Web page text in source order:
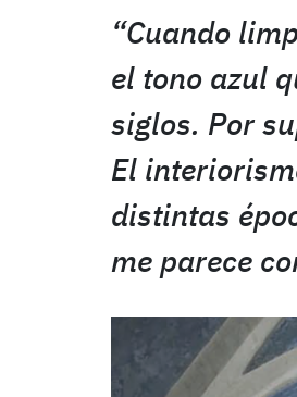
“Cuando
el tono azul
siglos. Por
El
distintas
me parece